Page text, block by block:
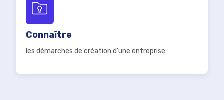
Connaître
les démarches de création d'une entreprise